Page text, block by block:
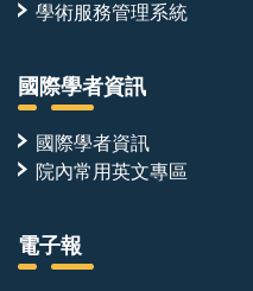
學術服務管理系統
國際學者資訊
國際學者資訊
院內常用英文專區
電子報